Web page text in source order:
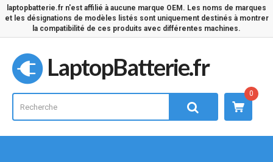
laptopbatterie.fr n'est affilié à aucune marque OEM. Les noms de marques
et les désignations de modèles listés sont uniquement destinés à montrer
la compatibilité de ces produits avec différentes machines.
LaptopBatterie.fr
0